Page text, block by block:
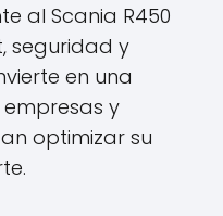
al Scania R450
seguridad y
en una
y
optimizar su